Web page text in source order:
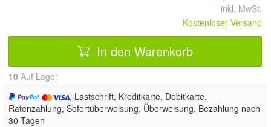
inkl. MwSt.
Kostenloser Versand
In den Warenkorb
10 Auf Lager
, Lastschrift, Kreditkarte, Debitkarte,
Ratenzahlung, Sofortüberweisung, Überweisung, Bezahlung nach
30 Tagen